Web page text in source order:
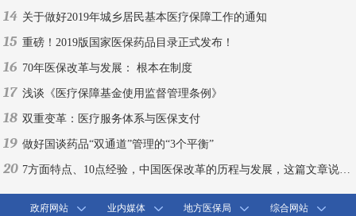
14 关于做好2019年城乡居民基本医疗保障工作的通知
15 重磅！2019版国家医保药品目录正式发布！
16 70年医保改革与发展： 根本在制度
17 浅谈《医疗保障基金使用监督管理条例》
18 双重变革：医疗服务体系与医保支付
19 做好国谈药品“双通道”管理的“3个平衡”
20 7方面特点、10点经验，中国医保改革的历程与发展，这篇文章说全了！
政府网站 业内媒体 地方医保局 综合网站